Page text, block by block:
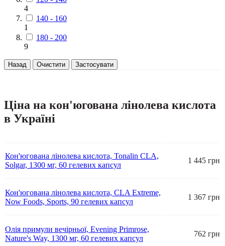
4
140 - 160
1
180 - 200
9
Назад Очистити Застосувати
Ціна на кон'югована лінолева кислота
в Україні
Кон'югована лінолева кислота, Tonalin CLA,
Solgar, 1300 мг, 60 гелевих капсул
1 445 грн
Кон'югована лінолева кислота, CLA Extreme,
Now Foods, Sports, 90 гелевих капсул
1 367 грн
Олія примули вечірньої, Evening Primrose,
Nature's Way, 1300 мг, 60 гелевих капсул
762 грн